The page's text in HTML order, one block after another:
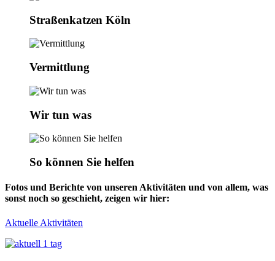
Straßenkatzen Köln
Vermittlung
Wir tun was
So können Sie helfen
Fotos und Berichte von unseren Aktivitäten und von allem, was
sonst noch so geschieht, zeigen wir hier:
Aktuelle Aktivitäten